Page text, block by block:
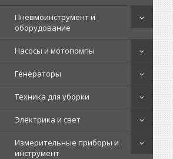
Пневмоинструмент и
оборудование
Насосы и мотопомпы
Генераторы
Техника для уборки
Электрика и свет
Измерительные приборы и
инструмент